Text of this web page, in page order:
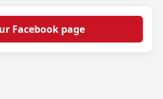
Facebook page